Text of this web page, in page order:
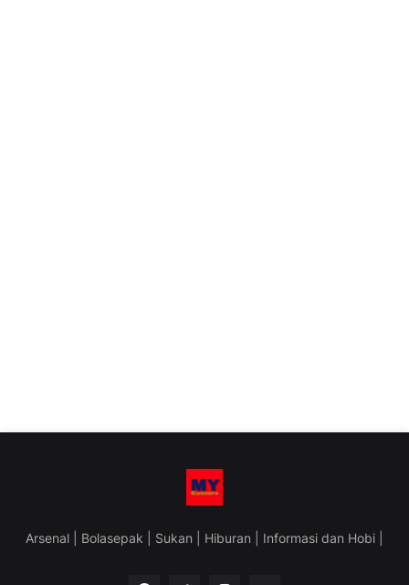
Arsenal | Bolasepak | Sukan | Hiburan | Informasi dan Hobi |